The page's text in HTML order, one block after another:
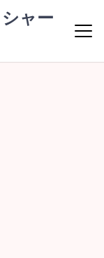
ャー